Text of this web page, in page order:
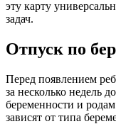
эту карту
задач.
Отпуск по
Перед появлением
за несколько недель
беременности и
зависят от типа